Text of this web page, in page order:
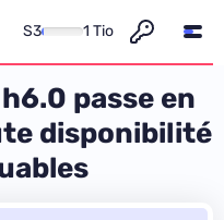
S3 1 Tio
passe en
disponibilité